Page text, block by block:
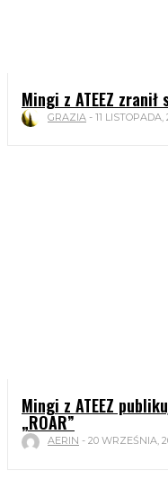
Mingi z ATEEZ zranił
GRAZIA - 11 LISTOPADA,
Mingi z ATEEZ
„ROAR”
AERIN - 20 WRZEŚNIA,